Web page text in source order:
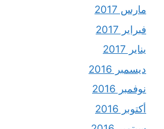
مارس 2017
فبراير 2017
يناير 2017
ديسمبر 2016
نوفمبر 2016
أكتوبر 2016